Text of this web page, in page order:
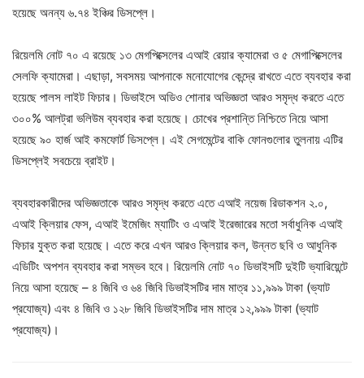
হয়েছে অনন্য ৬.৭৪ ইঞ্চির ডিসপ্লে।
রিয়েলমি নোট ৭০ এ রয়েছে ১৩ মেগপিক্সেলের এআই রেয়ার ক্যামেরা ও ৫ মেগাপিক্সেলের
সেলফি ক্যামেরা। এছাড়া, সবসময় আপনাকে মনোযোগের কেন্দ্রে রাখতে এতে ব্যবহার করা
হয়েছে পালস লাইট ফিচার। ডিভাইসে অডিও শোনার অভিজ্ঞতা আরও সমৃদ্ধ করতে এতে
৩০০% আলট্রা ভলিউম ব্যবহার করা হয়েছে। চোখের প্রশান্তি নিশ্চিতে নিয়ে আসা
হয়েছে ৯০ হার্জ আই কমফোর্ট ডিসপ্লে। এই সেগমেন্টের বাকি ফোনগুলোর তুলনায় এটির
ডিসপ্লেই সবচেয়ে ব্রাইট।
ব্যবহারকারীদের অভিজ্ঞতাকে আরও সমৃদ্ধ করতে এতে এআই নয়েজ রিডাকশন ২.০,
এআই ক্লিয়ার ফেস, এআই ইমেজিং ম্যাটিং ও এআই ইরেজারের মতো সর্বাধুনিক এআই
ফিচার যুক্ত করা হয়েছে। এতে করে এখন আরও ক্লিয়ার কল, উন্নত ছবি ও আধুনিক
এডিটিং অপশন ব্যবহার করা সম্ভব হবে। রিয়েলমি নোট ৭০ ডিভাইসটি দুইটি ভ্যারিয়েন্টে
নিয়ে আসা হয়েছে – ৪ জিবি ও ৬৪ জিবি ডিভাইসটির দাম মাত্র ১১,৯৯৯ টাকা (ভ্যাট
প্রযোজ্য) এবং ৪ জিবি ও ১২৮ জিবি ডিভাইসটির দাম মাত্র ১২,৯৯৯ টাকা (ভ্যাট
প্রযোজ্য)।